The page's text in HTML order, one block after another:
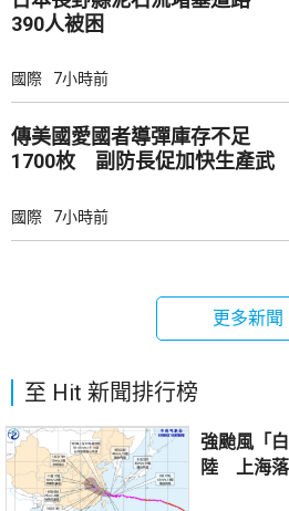
390人被困
國際 7小時前
傳美國愛國者導彈庫存不足
1700枚 副防長促加快生產武
國際 7小時前
更多新聞
至 Hit 新聞排行榜
強颱風「
陸 上海